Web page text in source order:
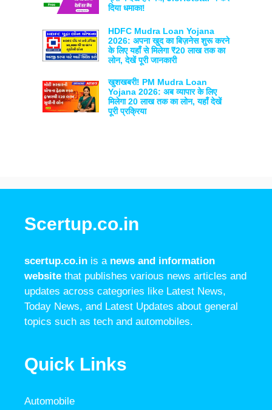
दिया धमाका!
HDFC Mudra Loan Yojana
2026: अपना खुद का बिज़नेस शुरू करने
के लिए यहाँ से मिलेगा ₹20 लाख तक का
लोन, देखें पूरी जानकारी
खुशखबरी! PM Mudra Loan
Yojana 2026: अब व्यापार के लिए
मिलेगा 20 लाख तक का लोन, यहाँ देखें
पूरी प्रक्रिया
Scertup.co.in
scertup.co.in is a news and information
website that publishes various news articles and
updates across categories like Latest News,
Today News, and Latest Updates about general
topics such as tech and automobiles.
Quick Links
Automobile